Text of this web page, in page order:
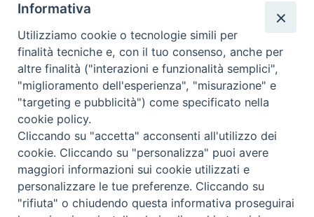
Il servizio di Pronta Disponibilità viene garantito per entrambe le
Regioni nelle giornate di sabato e nei giorni festivi: dalle 08.00
alle 20.00
Accompagnare il campione con la scheda di segnalazione caso
(Link alla Circolare)e la relativa modulistica
Per l'Emilia-Romagna :
Per la Lombardia :Link al Mod.Accompagnamento
08/08/2026 PER LA REGIONE LOMBARDIA:
DR. PAVONI ENRICO tel. 3391639372
Informativa
Utilizziamo cookie o tecnologie simili per
finalità tecniche e, con il tuo consenso, anche per
altre finalità ("interazioni e funzionalità semplici",
"miglioramento dell'esperienza", "misurazione" e
"targeting e pubblicità") come specificato nella
cookie policy.
Cliccando su "accetta" acconsenti all'utilizzo dei
cookie. Cliccando su "personalizza" puoi avere
maggiori informazioni sui cookie utilizzati e
personalizzare le tue preferenze. Cliccando su
"rifiuta" o chiudendo questa informativa proseguirai